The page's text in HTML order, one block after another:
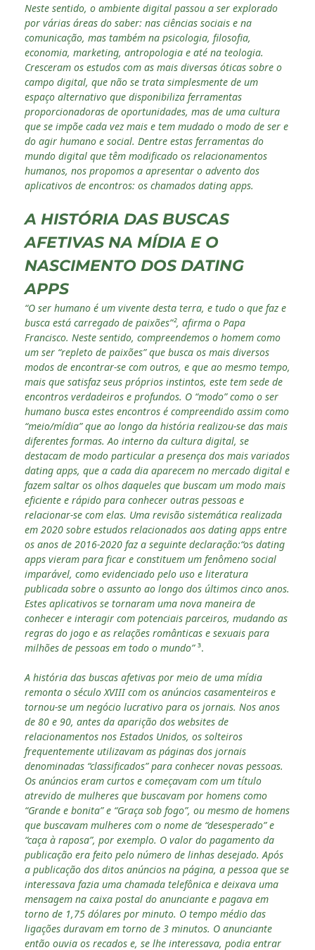
Neste sentido, o ambiente digital passou a ser explorado
por várias áreas do saber: nas ciências sociais e na
comunicação, mas também na psicologia, filosofia,
economia, marketing, antropologia e até na teologia.
Cresceram os estudos com as mais diversas óticas sobre o
campo digital, que não se trata simplesmente de um
espaço alternativo que disponibiliza ferramentas
proporcionadoras de oportunidades, mas de uma cultura
que se impõe cada vez mais e tem mudado o modo de ser e
do agir humano e social. Dentre estas ferramentas do
mundo digital que têm modificado os relacionamentos
humanos, nos propomos a apresentar o advento dos
aplicativos de encontros: os chamados dating apps.
A HISTÓRIA DAS BUSCAS
AFETIVAS NA MÍDIA E O
NASCIMENTO DOS DATING
APPS
“O ser humano é um vivente desta terra, e tudo o que faz e
busca está carregado de paixões”², afirma o Papa
Francisco. Neste sentido, compreendemos o homem como
um ser “repleto de paixões” que busca os mais diversos
modos de encontrar-se com outros, e que ao mesmo tempo,
mais que satisfaz seus próprios instintos, este tem sede de
encontros verdadeiros e profundos. O “modo” como o ser
humano busca estes encontros é compreendido assim como
“meio/mídia” que ao longo da história realizou-se das mais
diferentes formas. Ao interno da cultura digital, se
destacam de modo particular a presença dos mais variados
dating apps, que a cada dia aparecem no mercado digital e
fazem saltar os olhos daqueles que buscam um modo mais
eficiente e rápido para conhecer outras pessoas e
relacionar-se com elas. Uma revisão sistemática realizada
em 2020 sobre estudos relacionados aos dating apps entre
os anos de 2016-2020 faz a seguinte declaração:“os dating
apps vieram para ficar e constituem um fenômeno social
imparável, como evidenciado pelo uso e literatura
publicada sobre o assunto ao longo dos últimos cinco anos.
Estes aplicativos se tornaram uma nova maneira de
conhecer e interagir com potenciais parceiros, mudando as
regras do jogo e as relações românticas e sexuais para
milhões de pessoas em todo o mundo”³.
A história das buscas afetivas por meio de uma mídia
remonta o século XVIII com os anúncios casamenteiros e
tornou-se um negócio lucrativo para os jornais. Nos anos
de 80 e 90, antes da aparição dos websites de
relacionamentos nos Estados Unidos, os solteiros
frequentemente utilizavam as páginas dos jornais
denominadas “classificados” para conhecer novas pessoas.
Os anúncios eram curtos e começavam com um título
atrevido de mulheres que buscavam por homens como
“Grande e bonita” e “Graça sob fogo”, ou mesmo de homens
que buscavam mulheres com o nome de “desesperado” e
“caça à raposa”, por exemplo. O valor do pagamento da
publicação era feito pelo número de linhas desejado. Após
a publicação dos ditos anúncios na página, a pessoa que se
interessava fazia uma chamada telefônica e deixava uma
mensagem na caixa postal do anunciante e pagava em
torno de 1,75 dólares por minuto. O tempo médio das
ligações duravam em torno de 3 minutos. O anunciante
então ouvia os recados e, se lhe interessava, podia entrar